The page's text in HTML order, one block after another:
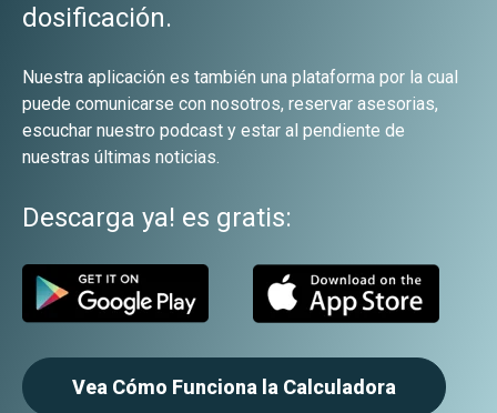
dosificación.
Nuestra aplicación es también una plataforma por la cual
puede comunicarse con nosotros, reservar asesorias,
escuchar nuestro podcast y estar al pendiente de
nuestras últimas noticias.
Descarga ya! es gratis:
Vea Cómo Funciona la Calculadora